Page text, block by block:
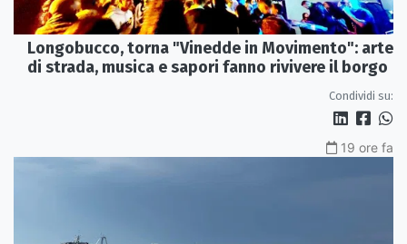
Longobucco, torna "Vinedde in Movimento": arte
di strada, musica e sapori fanno rivivere il borgo
Condividi su:
19 ore fa